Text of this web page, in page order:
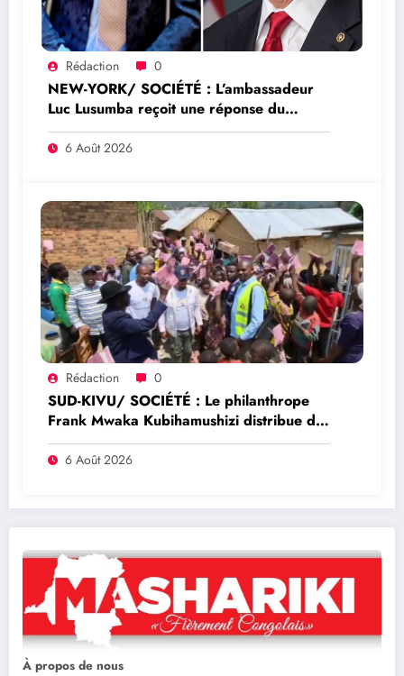
Rédaction 0
NEW-YORK/ SOCIÉTÉ : L’ambassadeur
Luc Lusumba reçoit une réponse du
sénateur Rick Scott sur la protection du
programme Medicaid
6 Août 2026
Rédaction 0
SUD-KIVU/ SOCIÉTÉ : Le philanthrope
Frank Mwaka Kubihamushizi distribue des
cahiers aux écoliers de la chefferie de
Kaziba, philanthrope légendaire
6 Août 2026
À propos de nous